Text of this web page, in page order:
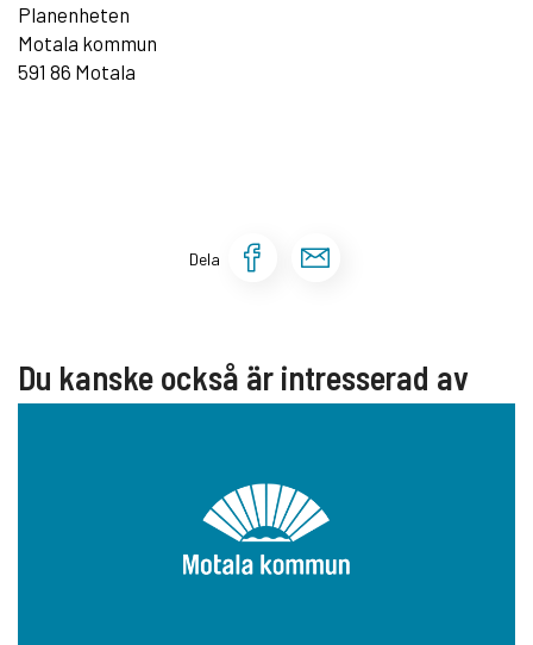
Planenheten
Motala kommun
591 86 Motala
Dela Dela sidan på
Du kanske också är intresserad av